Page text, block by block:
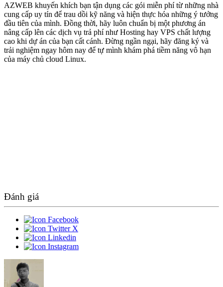
AZWEB khuyến khích bạn tận dụng các gói miễn phí từ những nhà
cung cấp uy tín để trau dồi kỹ năng và hiện thực hóa những ý tưởng
đầu tiên của mình. Đồng thời, hãy luôn chuẩn bị một phương án
nâng cấp lên các dịch vụ trả phí như Hosting hay VPS chất lượng
cao khi dự án của bạn cất cánh. Đừng ngần ngại, hãy đăng ký và
trải nghiệm ngay hôm nay để tự mình khám phá tiềm năng vô hạn
của máy chủ cloud Linux.
Đánh giá